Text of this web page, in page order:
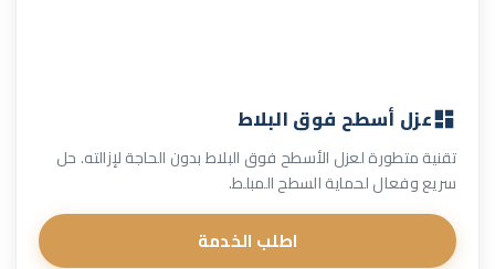
عزل أسطح فوق البلاط
تقنية متطورة لعزل الأسطح فوق البلاط بدون الحاجة لإزالته. حل
سريع وفعال لحماية السطح المبلط.
اطلب الخدمة